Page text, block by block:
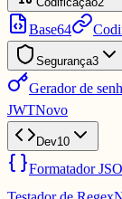
Base64
Segurança3
Gerador de
JWTNovo
Dev10
Formatador